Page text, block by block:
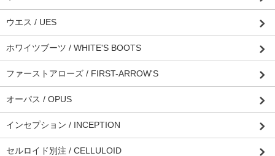
ウエス / UES
ホワイツブーツ / WHITE'S BOOTS
ファーストアローズ / FIRST-ARROW'S
オーパス / OPUS
インセプション / INCEPTION
セルロイド別注 / CELLULOID